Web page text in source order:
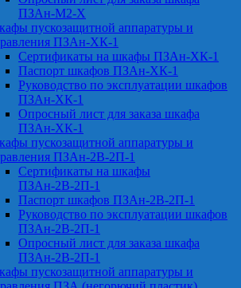
ПЗАн-М2-Х
пускозащитной аппаратуры и
ПЗАн-ХК-1
Сертификаты на шкафы ПЗАн-ХК-1
Паспорт шкафов ПЗАн-ХК-1
Руководство по эксплуатации шкафов
ПЗАн-ХК-1
Опросный лист для заказа шкафа
ПЗАн-ХК-1
пускозащитной аппаратуры и
ПЗАн-2В-2П-1
Сертификаты на шкафы
ПЗАн-2В-2П-1
Паспорт шкафов ПЗАн-2В-2П-1
Руководство по эксплуатации шкафов
ПЗАн-2В-2П-1
Опросный лист для заказа шкафа
ПЗАн-2В-2П-1
пускозащитной аппаратуры и